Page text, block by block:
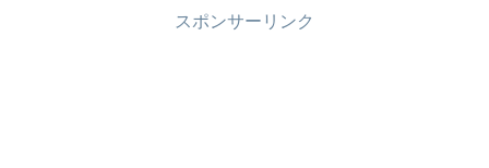
スポンサーリンク